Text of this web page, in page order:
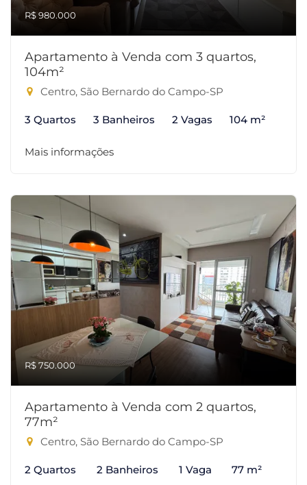
R$ 980.000
Apartamento à Venda com 3 quartos,
104m²
Centro, São Bernardo do Campo-SP
3 Quartos 3 Banheiros 2 Vagas 104 m²
Mais informações
R$ 750.000
Apartamento à Venda com 2 quartos,
77m²
Centro, São Bernardo do Campo-SP
2 Quartos 2 Banheiros 1 Vaga 77 m²